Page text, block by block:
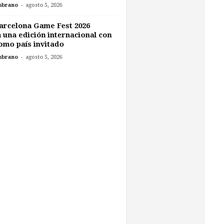
- agosto 5, 2026
Game Fest 2026
una edición internacional con
país invitado
- agosto 5, 2026